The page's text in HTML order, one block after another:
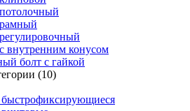
внутренним конусом
болт с гайкой
(10)
быстрофиксирующиеся